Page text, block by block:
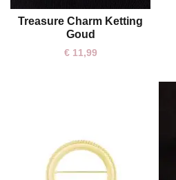
One size
Treasure Charm Ketting
Goud
€11,99